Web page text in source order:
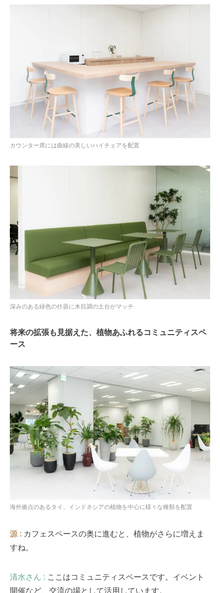
カウンター席には曲線の美しいハイチェアを配置
深みのある緑色の什器に木目調の土台がマッチ
将来の拡張も見据えた、植物あふれるコミュニティスペ
ース
海外拠点のあるタイ、インドネシアの植物を中心に様々な種類を配置
源 : カフェスペースの奥に進むと、植物がさらに増えま
すね。
清水さん : ここはコミュニティスペースです。イベント
開催など、交流の場として活用しています。